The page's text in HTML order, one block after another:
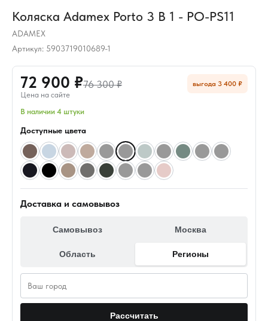
Коляска Adamex Porto 3 В 1 - PO-PS11
ADAMEX
Артикул: 5903719010689-1
72 900 ₽76 300 ₽
Цена на сайте
выгода 3 400 ₽
В наличии 4 штуки
Доступные цвета
Доставка и самовывоз
Самовывоз Москва
Область Регионы
Рассчитать